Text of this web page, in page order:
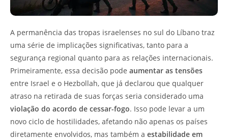
A permanência das tropas israelenses no sul do Líbano traz
uma série de implicações significativas, tanto para a
segurança regional quanto para as relações internacionais.
Primeiramente, essa decisão pode aumentar as tensões
entre Israel e o Hezbollah, que já declarou que qualquer
atraso na retirada de suas forças seria considerado uma
violação do acordo de cessar-fogo. Isso pode levar a um
novo ciclo de hostilidades, afetando não apenas os países
diretamente envolvidos, mas também a estabilidade em